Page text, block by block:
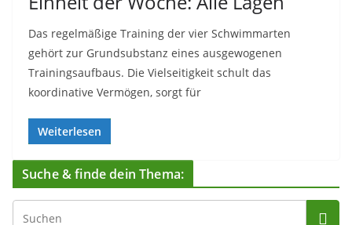
Das regelmäßige Training der vier Schwimmarten
gehört zur Grundsubstanz eines ausgewogenen
Trainingsaufbaus. Die Vielseitigkeit schult das
koordinative Vermögen, sorgt für
Weiterlesen
Suche & finde dein Thema: